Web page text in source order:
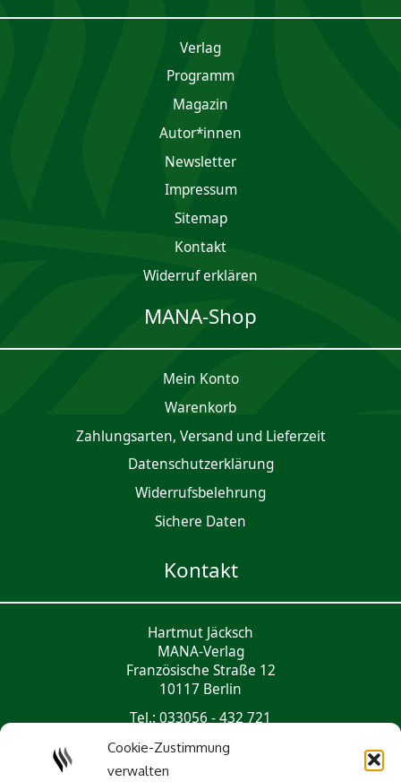
Cookie-Zustimmung
verwalten
Verlag
Programm
Magazin
Autor*innen
Newsletter
Impres­sum
Sitemap
Kontakt
Widerruf erklären
MANA-Shop
Mein Konto
Waren­korb
Zahlungsarten, Versand und Lieferzeit
Daten­schutz­er­klärung
Widerrufsbelehrung
Sichere Daten
Kontakt
Hartmut Jäcksch
MANA-Verlag
Französische Straße 12
10117 Berlin
Tel.: 033056 - 432 721